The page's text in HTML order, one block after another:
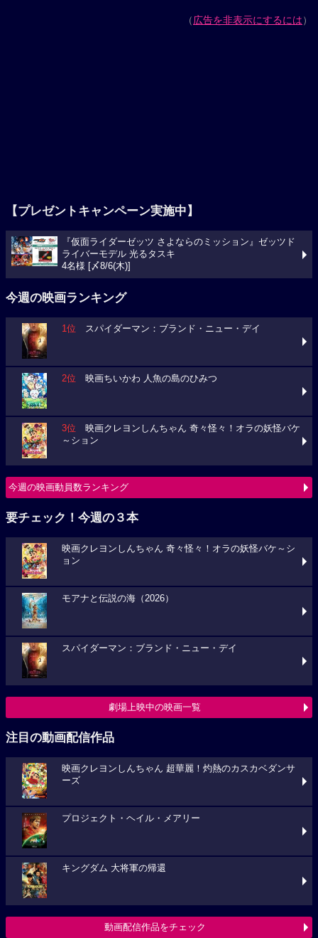
（広告を非表示にするには）
【プレゼントキャンペーン実施中】
『仮面ライダーゼッツ さよならのミッション』ゼッツド
ライバーモデル 光るタスキ
4名様 [〆8/6(木)]
今週の映画ランキング
1位 スパイダーマン：ブランド・ニュー・デイ
2位 映画ちいかわ 人魚の島のひみつ
3位 映画クレヨンしんちゃん 奇々怪々！オラの妖怪バケ
～ション
今週の映画動員数ランキング
要チェック！今週の３本
映画クレヨンしんちゃん 奇々怪々！オラの妖怪バケ～シ
ョン
モアナと伝説の海（2026）
スパイダーマン：ブランド・ニュー・デイ
劇場上映中の映画一覧
注目の動画配信作品
映画クレヨンしんちゃん 超華麗！灼熱のカスカベダンサ
ーズ
プロジェクト・ヘイル・メアリー
キングダム 大将軍の帰還
動画配信作品をチェック